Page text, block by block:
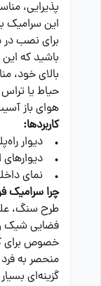
پذیرایی،
این سرامیک
برای نصب در
باشید که
بالای خود،
حیاط یا
هوای باز
کاربردها:
• دیوار
• دیوارهای
• نمای
چرا سرامیک
طرح سنگ،
فضایی شیک
خصوص برای
منحصر به
گزینه‌ای